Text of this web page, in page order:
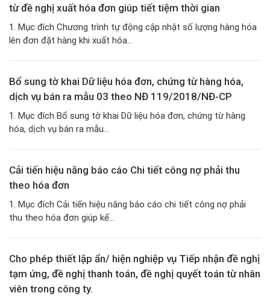
từ đề nghị xuất hóa đơn giúp tiết tiệm thời gian
1. Mục đích Chương trình tự động cập nhật số lượng hàng hóa
lên đơn đặt hàng khi xuất hóa...
Bổ sung tờ khai Dữ liệu hóa đơn, chứng từ hàng hóa,
dịch vụ bán ra mẫu 03 theo NĐ 119/2018/NĐ-CP
1. Mục đích Bổ sung tờ khai Dữ liệu hóa đơn, chứng từ hàng
hóa, dịch vụ bán ra mẫu...
Cải tiến hiệu năng báo cáo Chi tiết công nợ phải thu
theo hóa đơn
1. Mục đích Cải tiến hiệu năng báo cáo chi tiết công nợ phải
thu theo hóa đơn giúp kế...
Cho phép thiết lập ẩn/ hiện nghiệp vụ Tiếp nhận đề nghị
tạm ứng, đề nghị thanh toán, đề nghị quyết toán từ nhân
viên trong công ty.